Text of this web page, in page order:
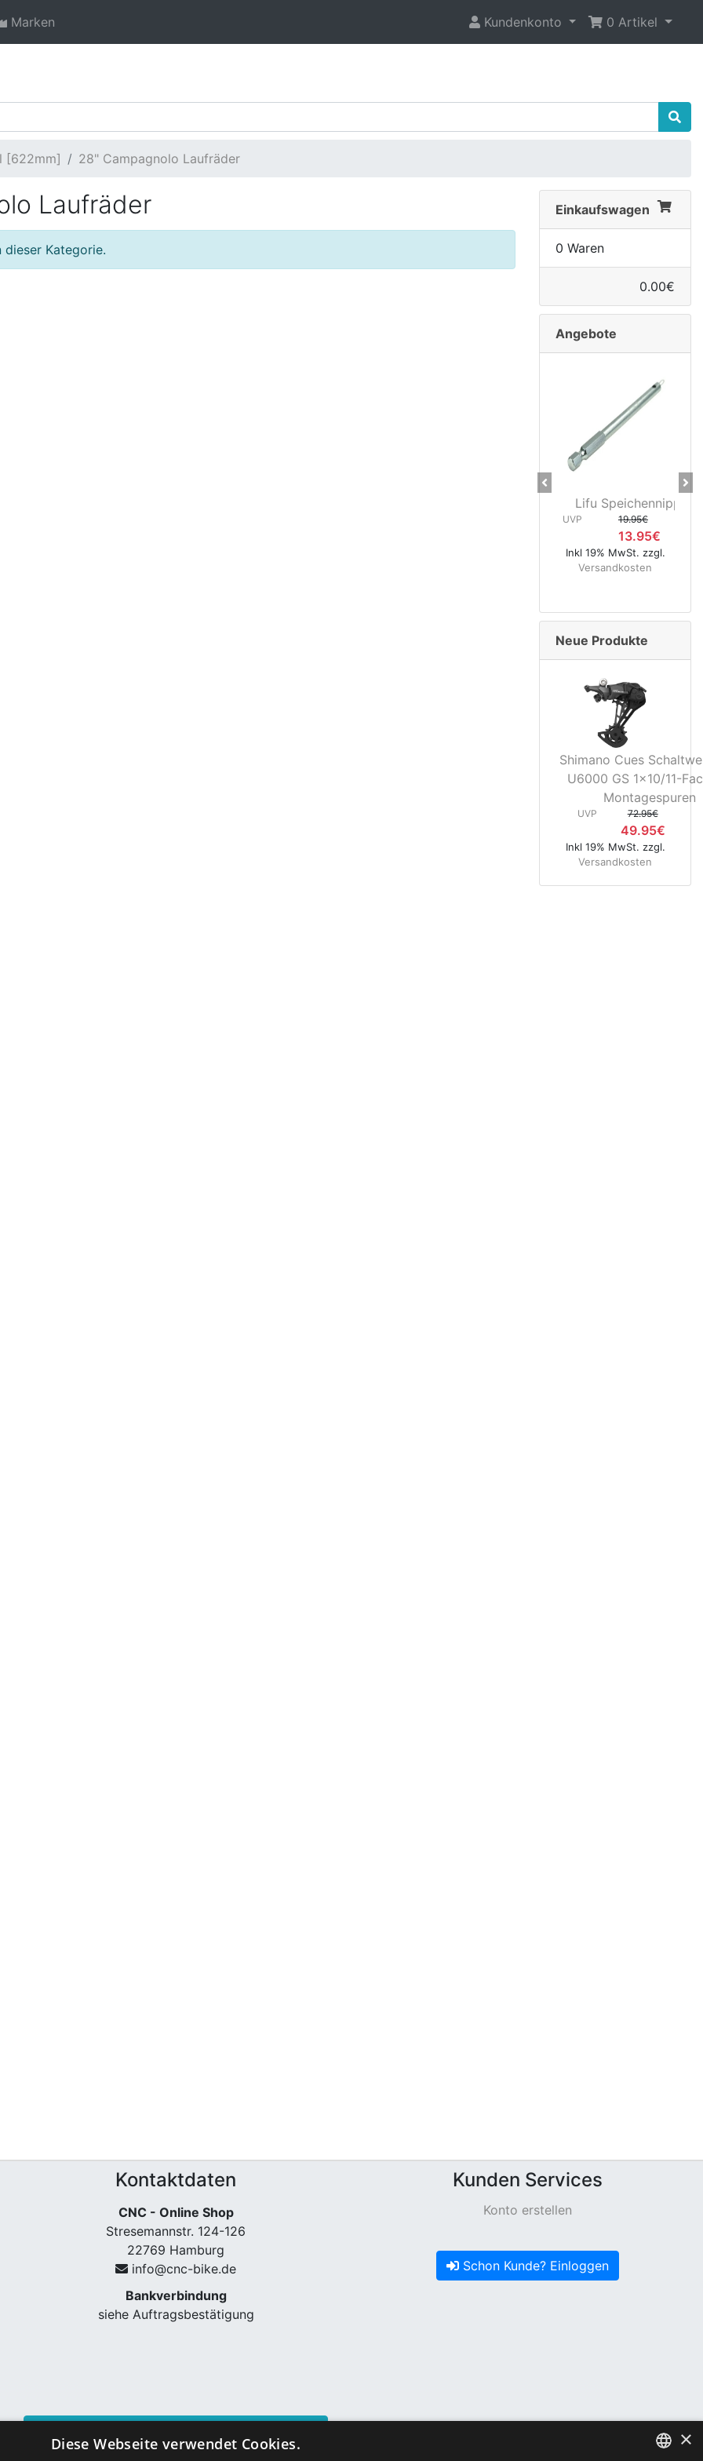
Marken Kundenkonto 0 Artikel
[622mm] 28" Campagnolo Laufräder
Laufräder
Kategorie.
Einkaufswagen
0 Waren
0.00€
Angebote
Lifu
UVP 19.95€
13.95€
Inkl 19% MwSt. zzgl.
Versandkosten
CNC
Previous
Neue Produkte
Shimano Cues
U6000 GS 1x10/11-
Montagespuren
UVP 72.95€
49.95€
Inkl 19% MwSt. zzgl.
Versandkosten
Kontaktdaten
CNC - Online Shop
Stresemannstr. 124-126
22769 Hamburg
info@cnc-bike.de
Bankverbindung
siehe Auftragsbestätigung
Kunden Services
Konto erstellen
Schon Kunde? Einloggen
×
Diese Webseite verwendet Cookies.